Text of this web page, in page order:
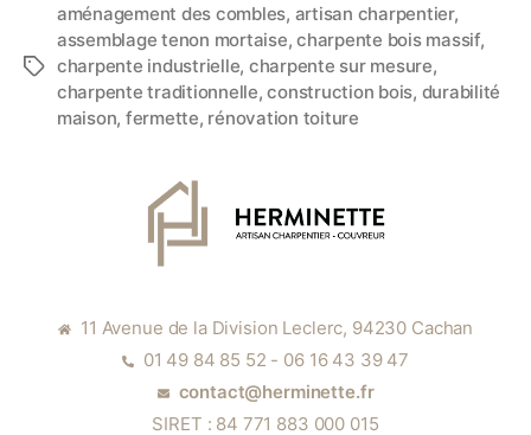
aménagement des combles, artisan charpentier,
assemblage tenon mortaise,charpente bois massif,
charpente industrielle, charpente sur mesure,
charpente traditionnelle,construction bois, durabilité
maison, fermette, rénovation toiture
11 Avenue de la Division Leclerc, 94230 Cachan
01 49 84 85 52 - 06 16 43 39 47
contact@herminette.fr
SIRET : 84 771 883 000 015